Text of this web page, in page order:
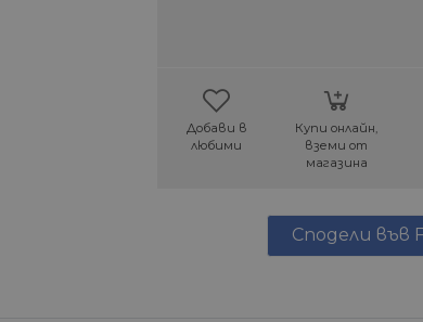
Добави в
любими
Купи онлайн,
вземи от
магазина
Сподели във